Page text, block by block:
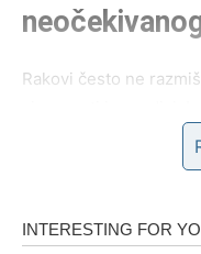
Rakovi često ne
prirediti prijatno
novac koji nisu
To može biti pomoć